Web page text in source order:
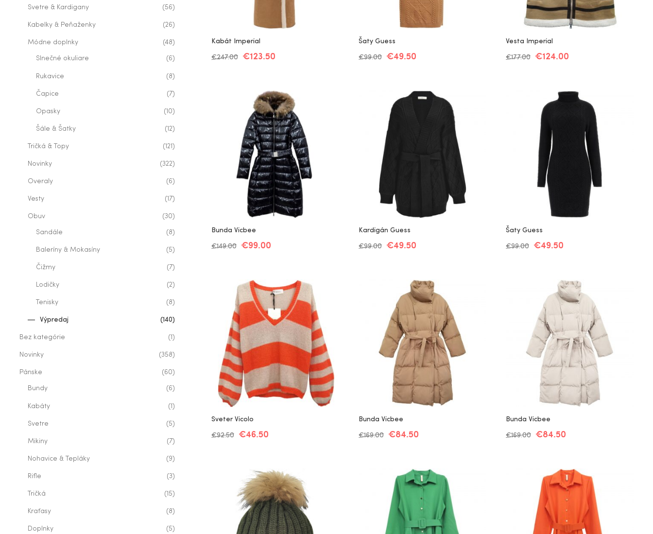
Kabát Imperial
€247.00 €123.50
Šaty Guess
€99.00 €49.50
Vesta Imperial
€177.00 €124.00
Bunda Vicbee
€149.00 €99.00
Kardigán Guess
€99.00 €49.50
Šaty Guess
€99.00 €49.50
Sveter Vicolo
€92.50 €46.50
Bunda Vicbee
€169.00 €84.50
Bunda Vicbee
€169.00 €84.50
Svetre & Kardigany (56)
Kabelky & Peňaženky (26)
Módne doplnky (48)
Slnečné okuliare (6)
Rukavice (8)
Čapice (7)
Opasky (10)
Šále & Šatky (12)
Tričká & Topy (121)
Novinky (322)
Overaly (6)
Vesty (17)
Obuv (30)
Sandále (8)
Baleríny & Mokasíny (5)
Čižmy (7)
Lodičky (2)
Tenisky (8)
Výpredaj (140)
Bez kategórie (1)
Novinky (358)
Pánske (60)
Bundy (6)
Kabáty (1)
Svetre (5)
Mikiny (7)
Nohavice & Tepláky (9)
Rifle (3)
Tričká (15)
Kraťasy (8)
Doplnky (5)